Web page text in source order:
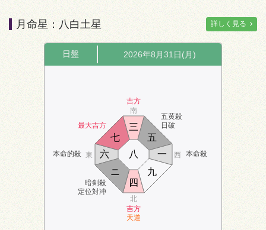
月命星：八白土星 詳しく見る
日盤 2026年8月31日(月)
最大吉方
吉方
五黄殺
日破
本命的殺 本命殺
暗剣殺
定位対冲
吉方
天道
南
北
東 西
四
五
六
七
八
九
一
ニ
三